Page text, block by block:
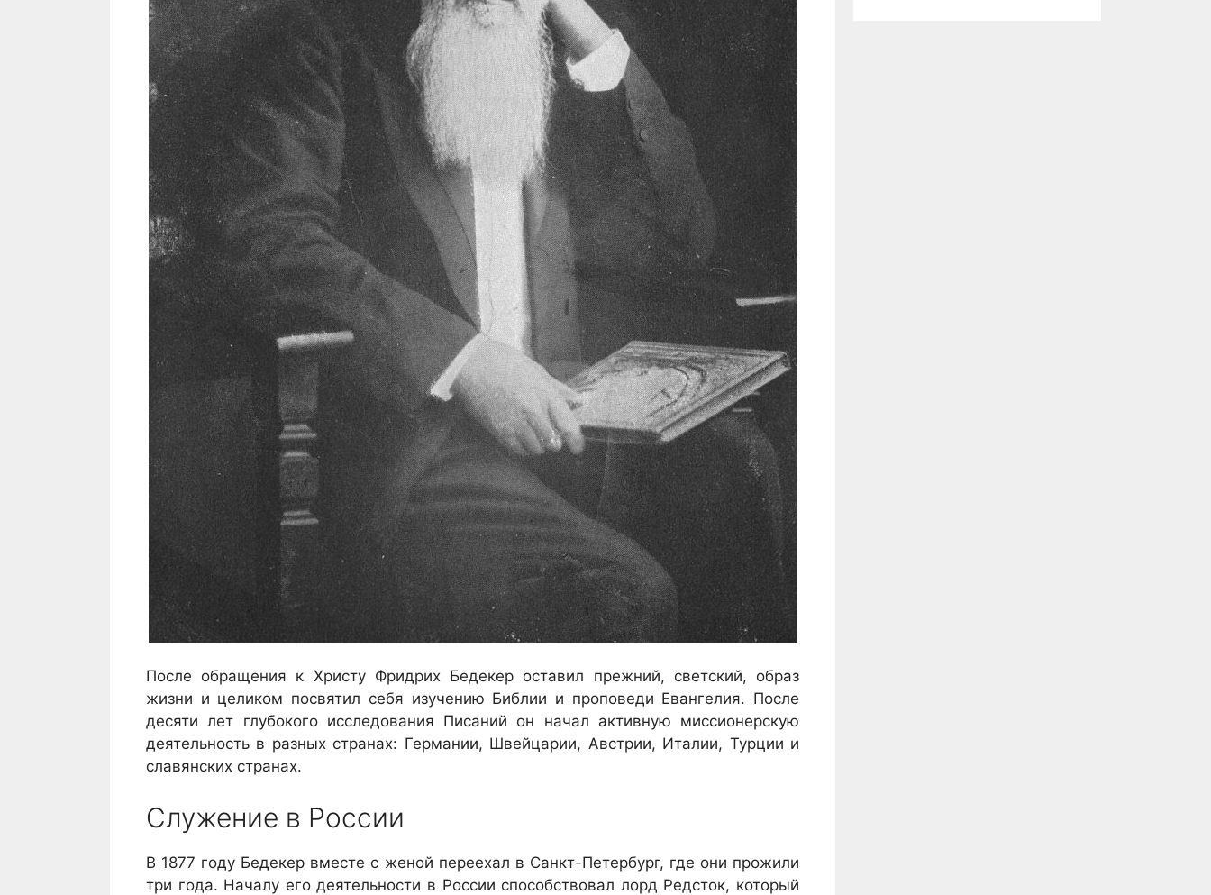
После обращения к Христу Фридрих Бедекер оставил прежний, светский, образ
жизни и целиком посвятил себя изучению Библии и проповеди Евангелия. После
десяти лет глубокого исследования Писаний он начал активную миссионерскую
деятельность в разных странах: Германии, Швейцарии, Австрии, Италии, Турции и
славянских странах.
Служение в России
В 1877 году Бедекер вместе с женой переехал в Санкт-Петербург, где они прожили
три года. Началу его деятельности в России способствовал лорд Редсток, который